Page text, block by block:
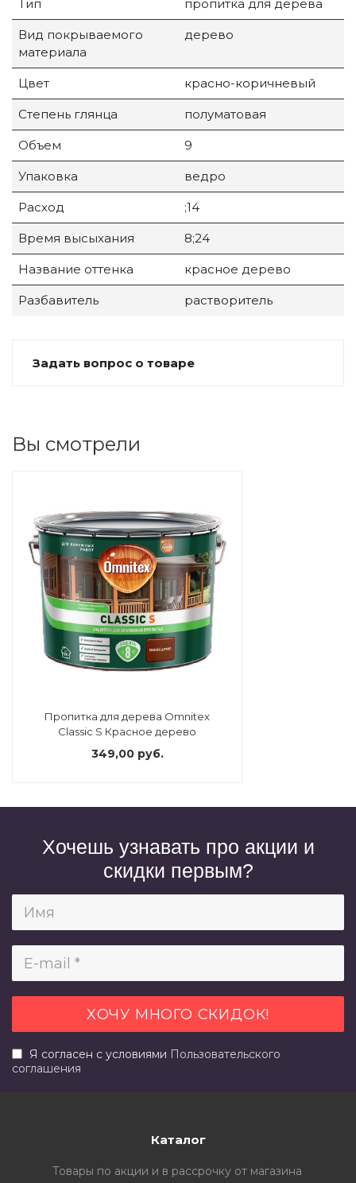
Тип пропитка для дерева
Вид покрываемого
материала
дерево
Цвет красно-коричневый
Степень глянца полуматовая
Объем 9
Упаковка ведро
Расход ;14
Время высыхания 8;24
Название оттенка красное дерево
Разбавитель растворитель
Задать вопрос о товаре
Вы смотрели
Пропитка для дерева Omnitex
Classic S Красное дерево
349,00 руб.
Хочешь узнавать про акции и
скидки первым?
Я согласен с условиями Пользовательского
соглашения
Каталог
Товары по акции и в рассрочку от магазина